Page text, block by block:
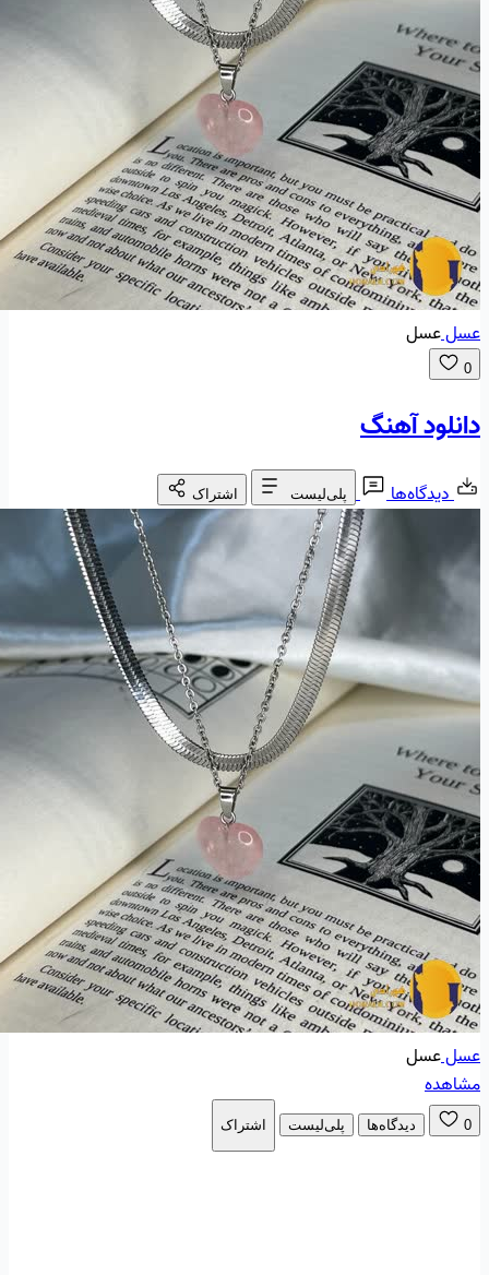
عسلعسل
0
دانلود آهنگ
دیدگاه‌ها پلی‌لیست اشتراک
عسلعسل
مشاهده
0 دیدگاه‌ها پلی‌لیست اشتراک